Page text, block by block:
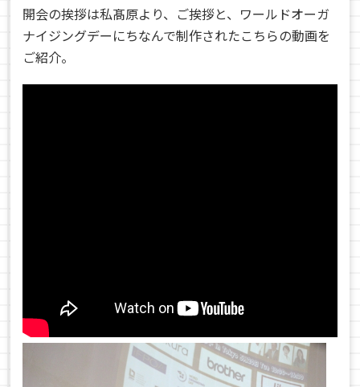
開会の挨拶は私髙原より、ご挨拶と、ワールドオーガ
ナイジングデーにちなんで制作されたこちらの動画を
ご紹介。